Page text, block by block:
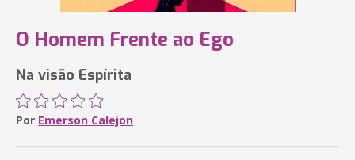
O Homem Frente ao Ego
Na visão Espírita
Por Emerson Calejon